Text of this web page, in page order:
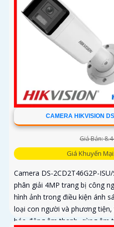
CAMERA HIKVISION
Giá Bán:
Giá Khuyến
Camera DS-2CD2T46G2P-
phân giải 4MP trang bị công
hình ảnh trong điều kiện ánh
loại con người và phương
báo động âm thanh, cùng âm